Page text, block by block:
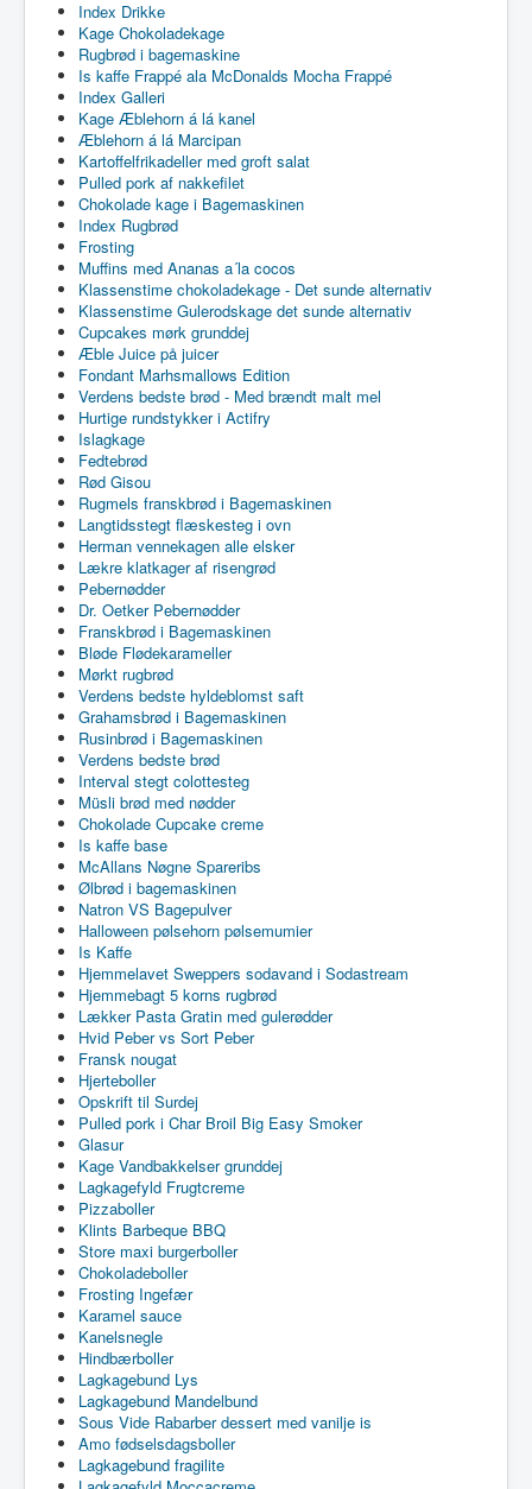
Index Drikke
Kage Chokoladekage
Rugbrød i bagemaskine
Is kaffe Frappé ala McDonalds Mocha Frappé
Index Galleri
Kage Æblehorn á lá kanel
Æblehorn á lá Marcipan
Kartoffelfrikadeller med groft salat
Pulled pork af nakkefilet
Chokolade kage i Bagemaskinen
Index Rugbrød
Frosting
Muffins med Ananas a´la cocos
Klassenstime chokoladekage - Det sunde alternativ
Klassenstime Gulerodskage det sunde alternativ
Cupcakes mørk grunddej
Æble Juice på juicer
Fondant Marhsmallows Edition
Verdens bedste brød - Med brændt malt mel
Hurtige rundstykker i Actifry
Islagkage
Fedtebrød
Rød Gisou
Rugmels franskbrød i Bagemaskinen
Langtidsstegt flæskesteg i ovn
Herman vennekagen alle elsker
Lækre klatkager af risengrød
Pebernødder
Dr. Oetker Pebernødder
Franskbrød i Bagemaskinen
Bløde Flødekarameller
Mørkt rugbrød
Verdens bedste hyldeblomst saft
Grahamsbrød i Bagemaskinen
Rusinbrød i Bagemaskinen
Verdens bedste brød
Interval stegt colottesteg
Müsli brød med nødder
Chokolade Cupcake creme
Is kaffe base
McAllans Nøgne Spareribs
Ølbrød i bagemaskinen
Natron VS Bagepulver
Halloween pølsehorn pølsemumier
Is Kaffe
Hjemmelavet Sweppers sodavand i Sodastream
Hjemmebagt 5 korns rugbrød
Lækker Pasta Gratin med gulerødder
Hvid Peber vs Sort Peber
Fransk nougat
Hjerteboller
Opskrift til Surdej
Pulled pork i Char Broil Big Easy Smoker
Glasur
Kage Vandbakkelser grunddej
Lagkagefyld Frugtcreme
Pizzaboller
Klints Barbeque BBQ
Store maxi burgerboller
Chokoladeboller
Frosting Ingefær
Karamel sauce
Kanelsnegle
Hindbærboller
Lagkagebund Lys
Lagkagebund Mandelbund
Sous Vide Rabarber dessert med vanilje is
Amo fødselsdagsboller
Lagkagebund fragilite